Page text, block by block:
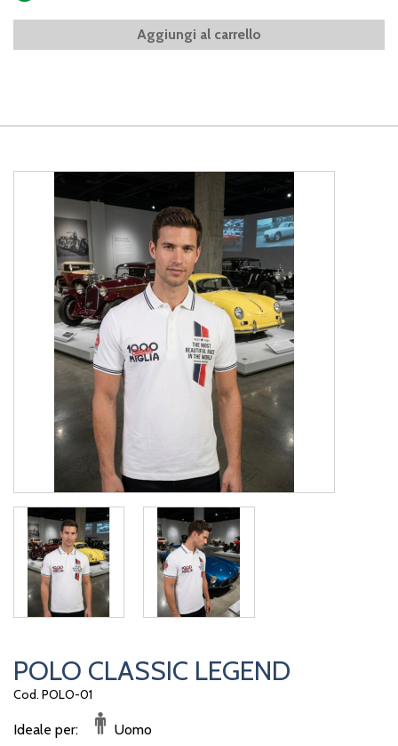
Aggiungi al carrello
POLO CLASSIC LEGEND
Cod. POLO-01
Ideale per: Uomo